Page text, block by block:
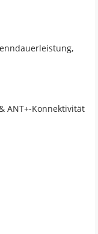
ANT+-Konnektivität